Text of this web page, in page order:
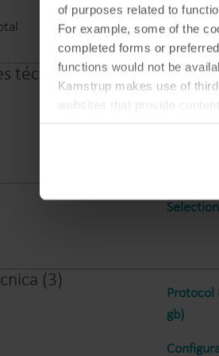
of purposes related to
For example, some of the
completed forms or
functions would not be
Kamstrup makes use of
You can at any time
técnicas(2)
RS 485
HC-003-
(3)
Protocol
gb)